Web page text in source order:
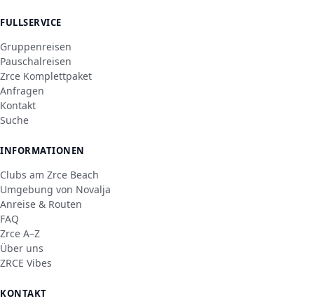
FULLSERVICE
Gruppenreisen
Pauschalreisen
Zrce Komplettpaket
Anfragen
Kontakt
Suche
INFORMATIONEN
Clubs am Zrce Beach
Umgebung von Novalja
Anreise & Routen
FAQ
Zrce A–Z
Über uns
ZRCE Vibes
KONTAKT